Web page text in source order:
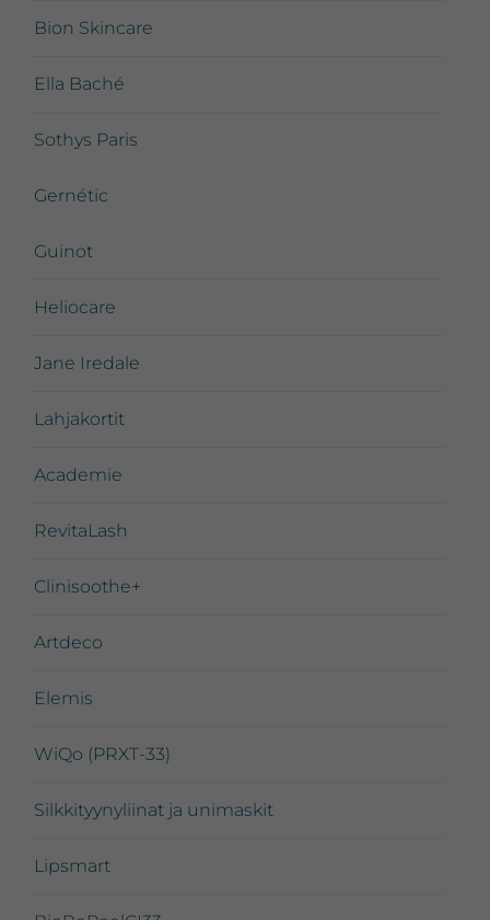
Bion Skincare
Ella Baché
Sothys Paris
Gernétic
Guinot
Heliocare
Jane Iredale
Lahjakortit
Academie
RevitaLash
Clinisoothe+
Artdeco
Elemis
WiQo (PRXT-33)
Silkkityynyliinat ja unimaskit
Lipsmart